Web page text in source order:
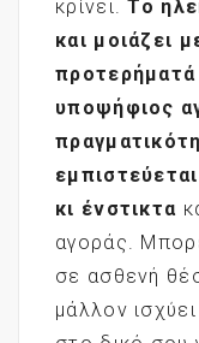
κρίνει.Το
και μοιάζει
υποψήφιος
κι ένστικτα
αγοράς.
σε ασθενή
μάλλον